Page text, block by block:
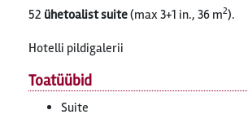
52 ühetoalistsuite(max 3+1 in., 36 m2).
Hotelli pildigalerii
Toatüübid
Suite